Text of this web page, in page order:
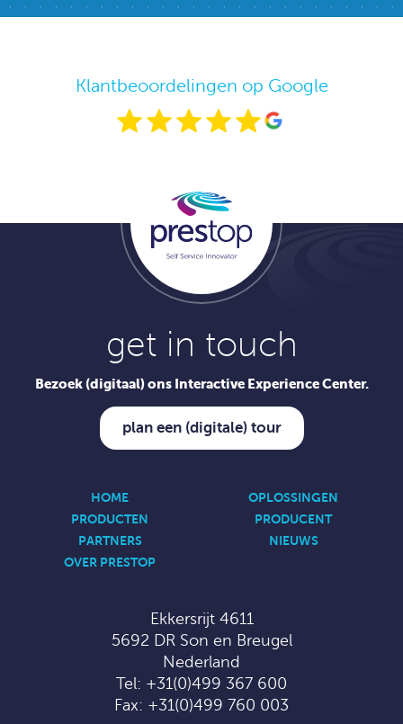
Klantbeoordelingen op Google
get in touch
Bezoek (digitaal) ons Interactive Experience Center.
plan een (digitale) tour
HOME
OPLOSSINGEN
PRODUCTEN
PRODUCENT
PARTNERS
NIEUWS
OVER PRESTOP
Ekkersrijt 4611
5692 DR Son en Breugel
Nederland
Tel: +31(0)499 367 600
Fax: +31(0)499 760 003